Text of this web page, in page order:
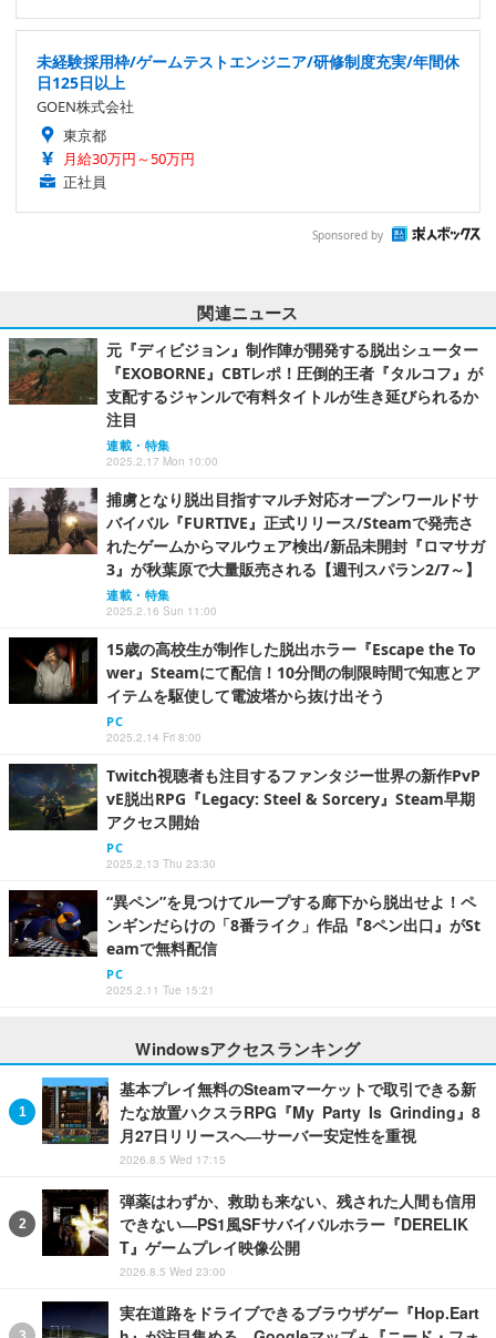
未経験採用枠/ゲームテストエンジニア/研修制度充実/年間休
日125日以上
GOEN株式会社
東京都
月給30万円～50万円
正社員
Sponsored by
関連ニュース
元『ディビジョン』制作陣が開発する脱出シューター
『EXOBORNE』CBTレポ！圧倒的王者『タルコフ』が
支配するジャンルで有料タイトルが生き延びられるか
注目
連載・特集
2025.2.17 Mon 10:00
捕虜となり脱出目指すマルチ対応オープンワールドサ
バイバル『FURTIVE』正式リリース/Steamで発売さ
れたゲームからマルウェア検出/新品未開封『ロマサガ
3』が秋葉原で大量販売される【週刊スパラン2/7～】
連載・特集
2025.2.16 Sun 11:00
15歳の高校生が制作した脱出ホラー『Escape the To
wer』Steamにて配信！10分間の制限時間で知恵とア
イテムを駆使して電波塔から抜け出そう
PC
2025.2.14 Fri 8:00
Twitch視聴者も注目するファンタジー世界の新作PvP
vE脱出RPG『Legacy: Steel & Sorcery』Steam早期
アクセス開始
PC
2025.2.13 Thu 23:30
“異ペン”を見つけてループする廊下から脱出せよ！ペ
ンギンだらけの「8番ライク」作品『8ペン出口』がSt
eamで無料配信
PC
2025.2.11 Tue 15:21
Windowsアクセスランキング
基本プレイ無料のSteamマーケットで取引できる新
たな放置ハクスラRPG『My Party Is Grinding』8
月27日リリースへ―サーバー安定性を重視
2026.8.5 Wed 17:15
弾薬はわずか、救助も来ない、残された人間も信用
できない―PS1風SFサバイバルホラー『DERELIK
T』ゲームプレイ映像公開
2026.8.5 Wed 23:00
実在道路をドライブできるブラウザゲー『Hop.Eart